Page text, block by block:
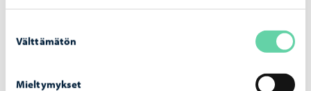
valinta
Välttämätön
Mieltymykset